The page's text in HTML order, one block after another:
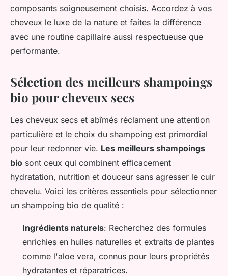
composants soigneusement choisis. Accordez à vos
cheveux le luxe de la nature et faites la différence
avec une routine capillaire aussi respectueuse que
performante.
Sélection des meilleurs shampoings
bio pour cheveux secs
Les cheveux secs et abîmés réclament une attention
particulière et le choix du shampoing est primordial
pour leur redonner vie. Les meilleurs shampoings
bio sont ceux qui combinent efficacement
hydratation, nutrition et douceur sans agresser le cuir
chevelu. Voici les critères essentiels pour sélectionner
un shampoing bio de qualité :
Ingrédients naturels: Recherchez des formules
enrichies en huiles naturelles et extraits de plantes
comme l'aloe vera, connus pour leurs propriétés
hydratantes et réparatrices.